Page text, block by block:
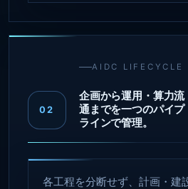
02
AIDC LIFECYCLE
企画から運用・算力流
通までを一つのパイプ
ラインで管理。
各工程を分断せず、計画・建